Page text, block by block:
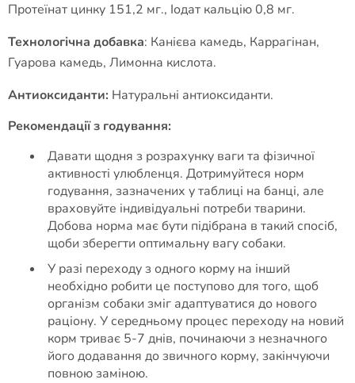
Протеїнат цинку 151,2 мг., Іодат кальцію 0,8 мг.
Технологічна добавка: Канієва камедь, Каррагінан,
Гуарова камедь, Лимонна кислота.
Антиоксиданти: Натуральні антиоксиданти.
Рекомендації з годування:
Давати щодня з розрахунку ваги та фізичної
активності улюбленця. Дотримуйтеся норм
годування, зазначених у таблиці на банці, але
враховуйте індивідуальні потреби тварини.
Добова норма має бути підібрана в такий спосіб,
щоби зберегти оптимальну вагу собаки.
У разі переходу з одного корму на інший
необхідно робити це поступово для того, щоб
організм собаки зміг адаптуватися до нового
раціону. У середньому процес переходу на новий
корм триває 5-7 днів, починаючи з незначного
його додавання до звичного корму, закінчуючи
повною заміною.